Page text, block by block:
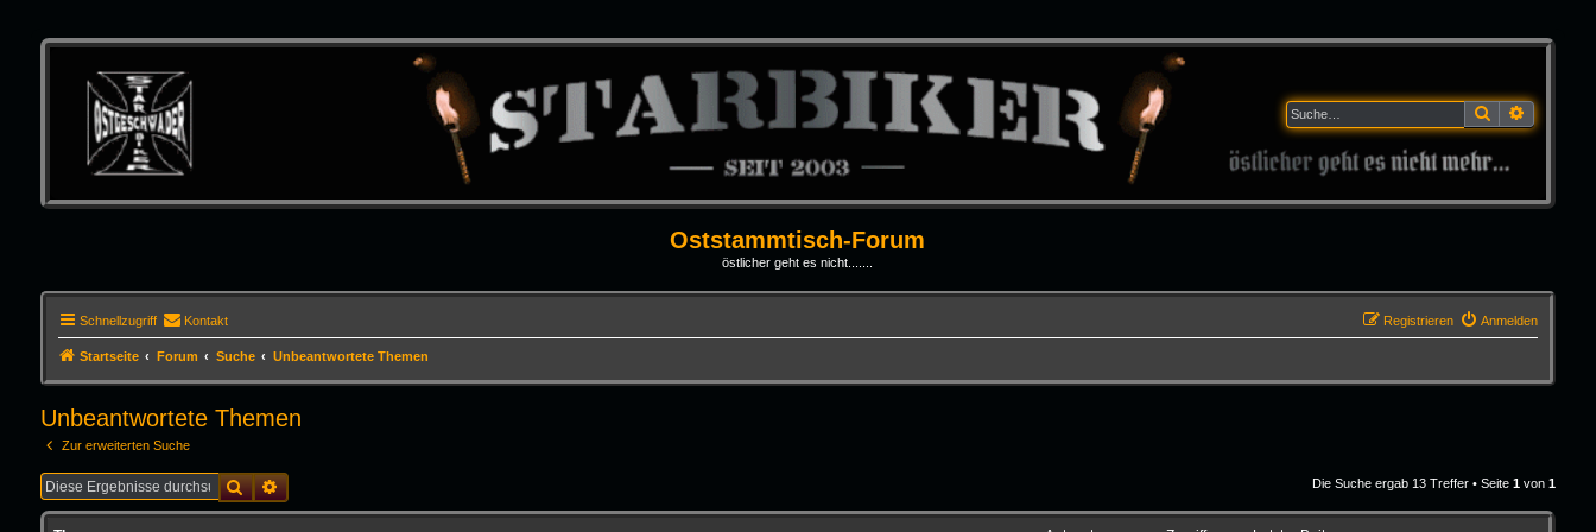
Suche
Oststammtisch-Forum
östlicher geht es nicht.......
Schnellzugriff Kontakt Anmelden
Registrieren
Startseite Forum Suche Unbeantwortete Themen
Unbeantwortete Themen
Zur erweiterten Suche
SucheErweiterte Suche Die Suche ergab 13 Treffer • Seite1 von1